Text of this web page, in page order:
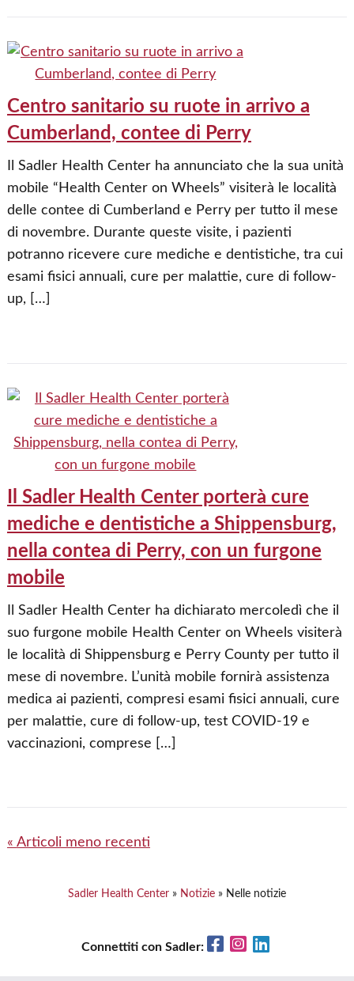
Centro sanitario su ruote in arrivo a
Cumberland, contee di Perry
Il Sadler Health Center ha annunciato che la sua unità
mobile “Health Center on Wheels” visiterà le località
delle contee di Cumberland e Perry per tutto il mese
di novembre. Durante queste visite, i pazienti
potranno ricevere cure mediche e dentistiche, tra cui
esami fisici annuali, cure per malattie, cure di follow-
up, […]
Il Sadler Health Center porterà cure
mediche e dentistiche a Shippensburg,
nella contea di Perry, con un furgone
mobile
Il Sadler Health Center ha dichiarato mercoledì che il
suo furgone mobile Health Center on Wheels visiterà
le località di Shippensburg e Perry County per tutto il
mese di novembre. L’unità mobile fornirà assistenza
medica ai pazienti, compresi esami fisici annuali, cure
per malattie, cure di follow-up, test COVID-19 e
vaccinazioni, comprese […]
Navigazione
Articoli meno recenti
Sadler Health Center» Notizie» Nelle notizie
Connettiti con Sadler: FacebookInstagram